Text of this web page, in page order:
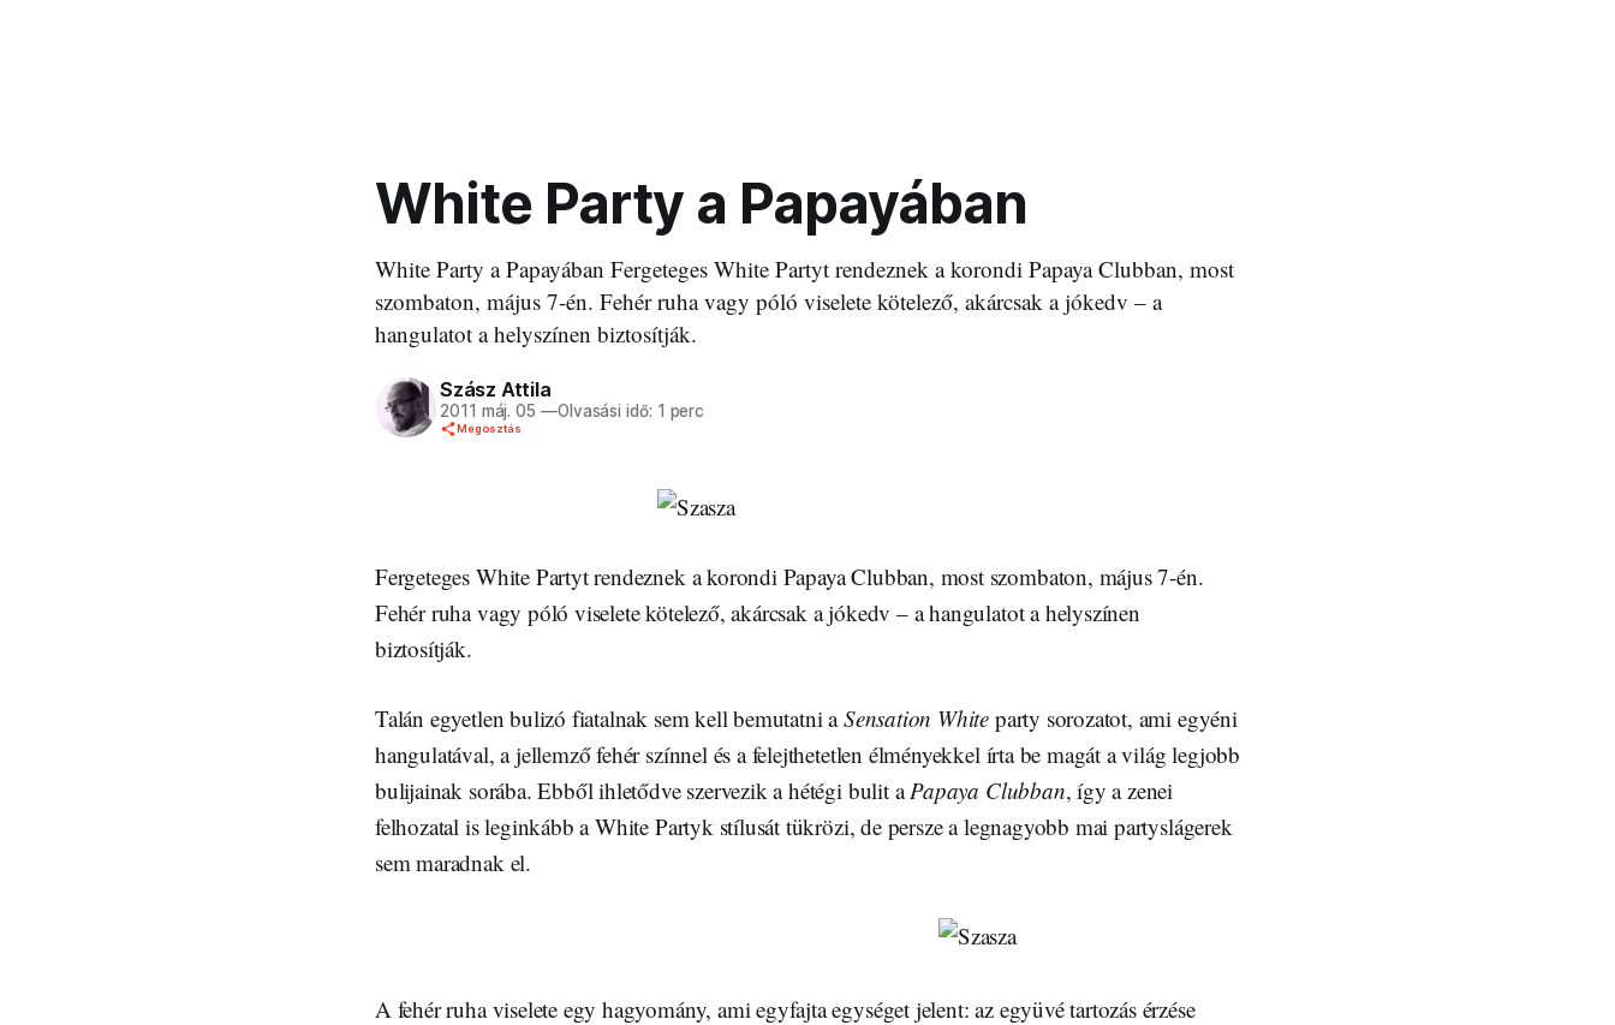
White Party a Papayában
White Party a Papayában Fergeteges White Partyt rendeznek a korondi Papaya Clubban, most
szombaton, május 7-én. Fehér ruha vagy póló viselete kötelező, akárcsak a jókedv – a
hangulatot a helyszínen biztosítják.
Szász Attila
2011 máj. 05 —Olvasási idő: 1 perc
Megosztás
Fergeteges White Partyt rendeznek a korondi Papaya Clubban, most szombaton, május 7-én.
Fehér ruha vagy póló viselete kötelező, akárcsak a jókedv – a hangulatot a helyszínen
biztosítják.
Talán egyetlen bulizó fiatalnak sem kell bemutatni aSensation White party sorozatot, ami egyéni
hangulatával, a jellemző fehér színnel és a felejthetetlen élményekkel írta be magát a világ legjobb
bulijainak sorába. Ebből ihletődve szervezik a hétégi bulit aPapaya Clubban, így a zenei
felhozatal is leginkább a White Partyk stílusát tükrözi, de persze a legnagyobb mai partyslágerek
sem maradnak el.
A fehér ruha viselete egy hagyomány, ami egyfajta egységet jelent: az együvé tartozás érzése